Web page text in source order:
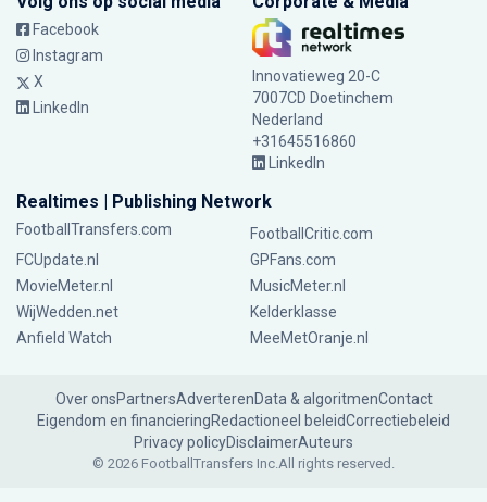
Facebook
Instagram
X
LinkedIn
Innovatieweg 20-C
7007CD Doetinchem
Nederland
+31645516860
LinkedIn
Realtimes | Publishing Network
FootballTransfers.com
FootballCritic.com
FCUpdate.nl
GPFans.com
MovieMeter.nl
MusicMeter.nl
WijWedden.net
Kelderklasse
Anfield Watch
MeeMetOranje.nl
Over onsPartnersAdverterenData & algoritmenContact
Eigendom en financieringRedactioneel beleidCorrectiebeleid
Privacy policyDisclaimerAuteurs
© 2026 FootballTransfers Inc.All rights reserved.